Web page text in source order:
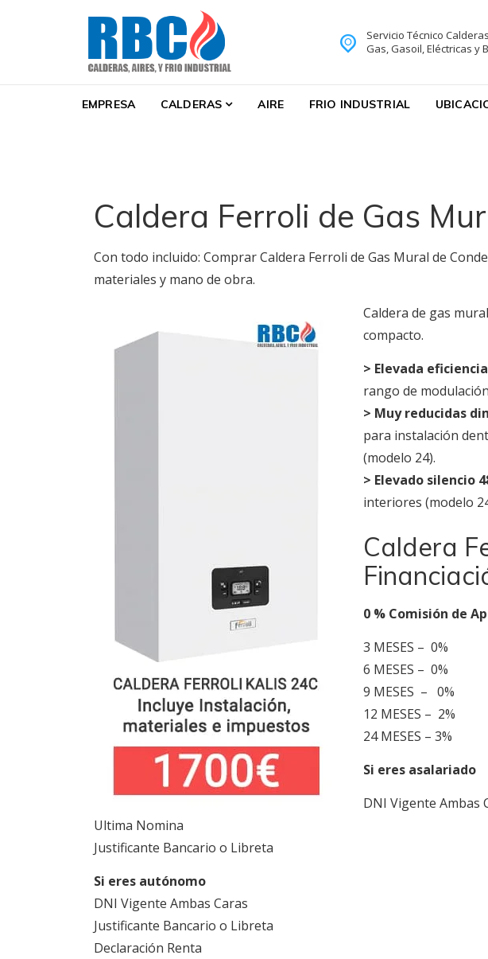
Calderas Barcelona Servicio
Calderas Barcelona Servicio Técnico reparaciones
EMPRESA CALDERAS AIRE FRIO INDUSTRIAL
Servicio Técnico
Gas, Gasoil, Eléctricas y
Caldera Ferroli de Gas
Con todo incluido: Comprar Caldera Ferroli de Gas Mural de
materiales y mano de obra.
Caldera de gas
compacto.
> Elevada eficiencia
rango de
> Muy reducidas
para instalación
(modelo 24).
> Elevado silencio
interiores (modelo
Caldera
0 % Comisión de
3 MESES – 0%
6 MESES – 0%
9 MESES – 0%
12 MESES – 2%
24 MESES – 3%
Si eres asalariado
DNI Vigente Ambas
Ultima Nomina
Justificante Bancario o Libreta
Si eres autónomo
DNI Vigente Ambas Caras
Justificante Bancario o Libreta
Declaración Renta